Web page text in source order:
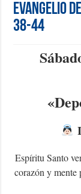
Evangelio
38-44
«D
Espíritu Santo
corazón y mente